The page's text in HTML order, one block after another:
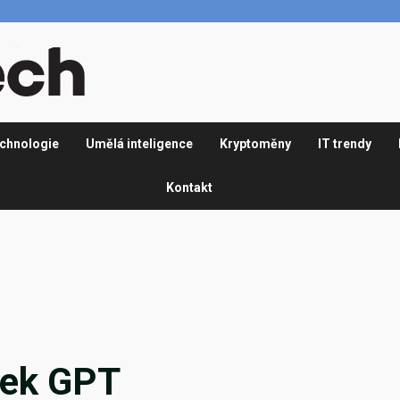
Umělá inteligence Kryptoměny IT trendy
Kontakt
GPT